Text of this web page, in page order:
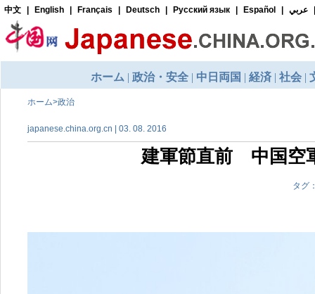
ホーム>政治
japanese.china.org.cn | 03. 08. 2016
建軍節直前 中国空
タグ